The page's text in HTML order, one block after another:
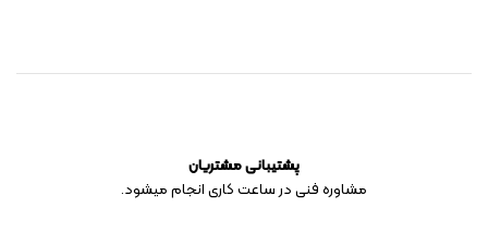
پشتیبانی مشتریان
مشاوره فنی در ساعت کاری انجام میشود.